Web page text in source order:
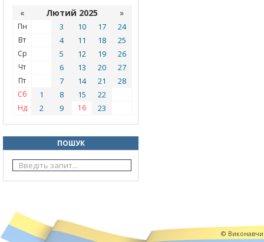
« Лютий 2025 »
Пн 3 10 17 24
Вт 4 11 18 25
Ср 5 12 19 26
Чт 6 13 20 27
Пт 7 14 21 28
Сб 1 8 15 22
Нд 2 9 16 23
ПОШУК
©